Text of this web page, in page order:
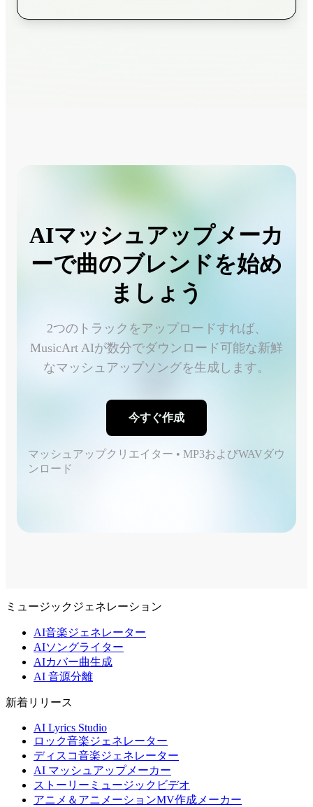
AIマッシュアップメーカ
ーで曲のブレンドを始め
ましょう
2つのトラックをアップロードすれば、
MusicArt AIが数分でダウンロード可能な新鮮
なマッシュアップソングを生成します。
今すぐ作成
マッシュアップクリエイター • MP3およびWAVダウ
ンロード
ミュージックジェネレーション
AI音楽ジェネレーター
AIソングライター
AIカバー曲生成
AI 音源分離
新着リリース
AI Lyrics Studio
ロック音楽ジェネレーター
ディスコ音楽ジェネレーター
AI マッシュアップメーカー
ストーリーミュージックビデオ
アニメ＆アニメーションMV作成メーカー